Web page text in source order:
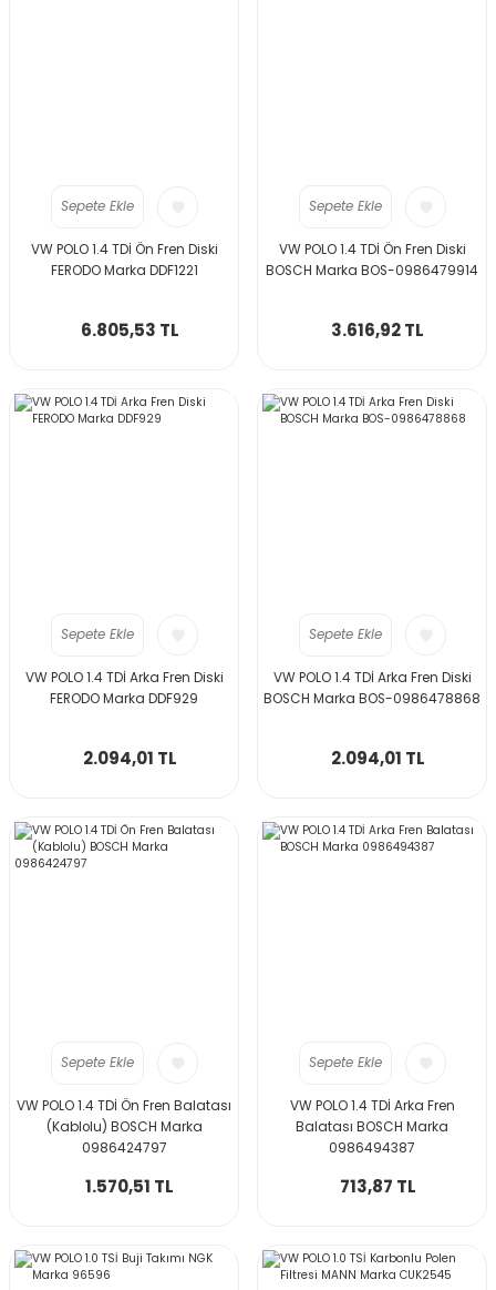
Sepete Ekle
VW POLO 1.4 TDİ Ön Fren Diski
FERODO Marka DDF1221
6.805,53 TL
Sepete Ekle
VW POLO 1.4 TDİ Ön Fren Diski
BOSCH Marka BOS-0986479914
3.616,92 TL
Sepete Ekle
VW POLO 1.4 TDİ Arka Fren Diski
FERODO Marka DDF929
2.094,01 TL
Sepete Ekle
VW POLO 1.4 TDİ Arka Fren Diski
BOSCH Marka BOS-0986478868
2.094,01 TL
Sepete Ekle
VW POLO 1.4 TDİ Ön Fren Balatası
(Kablolu) BOSCH Marka
0986424797
1.570,51 TL
Sepete Ekle
VW POLO 1.4 TDİ Arka Fren
Balatası BOSCH Marka
0986494387
713,87 TL